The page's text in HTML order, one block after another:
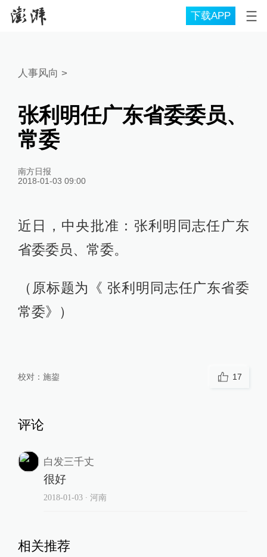
下载APP
人事风向 >
张利明任广东省委委员、
常委
南方日报
2018-01-03 09:00
近日，中央批准：张利明同志任广东
省委委员、常委。
（原标题为《 张利明同志任广东省委
常委》）
校对： 施鋆 17
评论
白发三千丈
很好
2018-01-03∙ 河南
相关推荐